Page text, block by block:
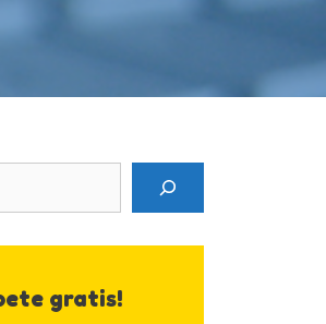
gratis!